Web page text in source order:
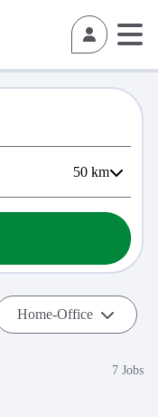
50 km
Home-Office
7 Jobs